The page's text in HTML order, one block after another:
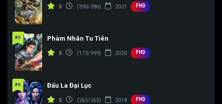
5 (390/386) 2021 FHD
#5 Phàm Nhân Tu Tiên
5 (173/999) 2020 FHD
#6 Đấu La Đại Lục
5 (265/265) 2018 FHD